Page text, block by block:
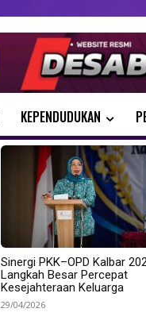
KEPENDUDUKAN
Sinergi PKK–OPD Kalbar
Langkah Besar Percepat
Kesejahteraan Keluarga
29/04/2026